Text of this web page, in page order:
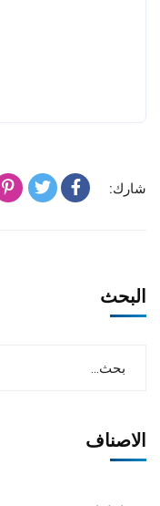
شارك:
البحث
الاصناف